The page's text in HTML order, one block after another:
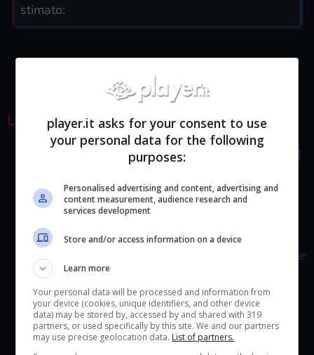
stimato:
ULTIME GUIDE
Mortal Shell: Tutti gli oggetti e i loro effetti |
Mortal Shell | Dove trovare la Sorella
Mortal Shell | le armi migliori (e dove trovare
le abilità speciali)
player.it asks for your consent to use
your personal data for the following
purposes:
Personalised advertising and content, advertising and
content measurement, audience research and
services development
Store and/or access information on a device
Learn more
Your personal data will be processed and information from
your device (cookies, unique identifiers, and other device
data) may be stored by, accessed by and shared with 319
partners, or used specifically by this site. We and our partners
may use precise geolocation data. List of partners.